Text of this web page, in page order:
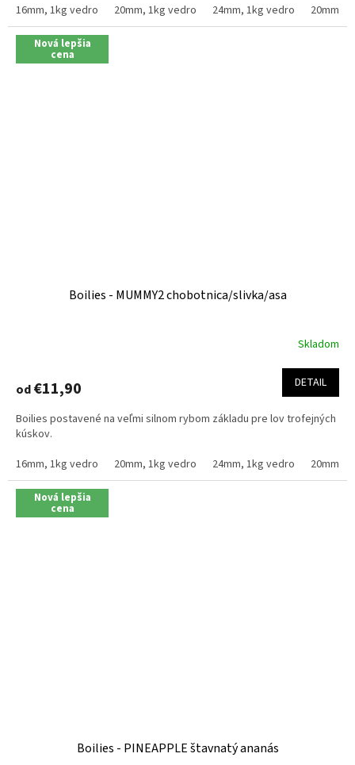
hviezdičiek.
16mm, 1kg vedro
20mm, 1kg vedro 24mm, 1kg vedro 20mm,
Nová lepšia
cena
Boilies - MUMMY2 chobotnica/slivka/asa
je
z
5
Skladom
od€11,90 DETAIL
Boilies postavené na veľmi silnom rybom základu pre lov trofejných
kúskov.
16mm, 1kg vedro
20mm, 1kg vedro 24mm, 1kg vedro 20mm,
Nová lepšia
cena
Boilies - PINEAPPLE štavnatý ananás